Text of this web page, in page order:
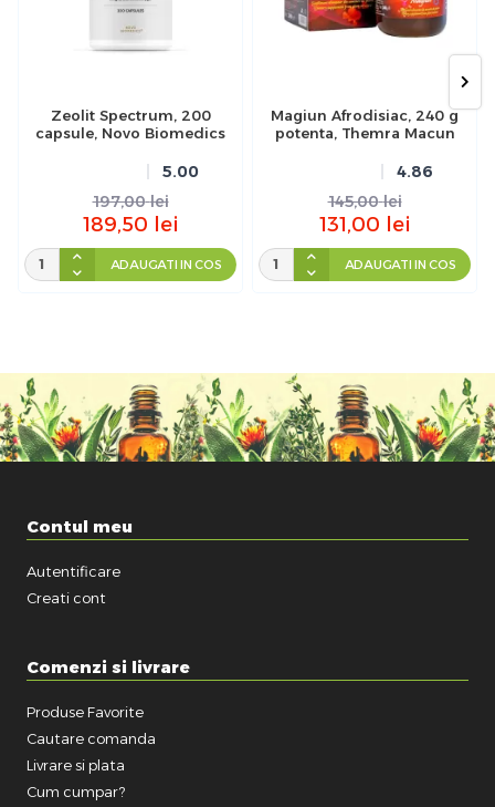
Zeolit Spectrum, 200
capsule, Novo Biomedics
5.00
197,00 lei
189,50 lei
ADAUGATI IN COS
Magiun Afrodisiac, 240 g
potenta, Themra Macun
4.86
145,00 lei
131,00 lei
ADAUGATI IN COS
Contul meu
Autentificare
Creati cont
Comenzi si livrare
Produse Favorite
Cautare comanda
Livrare si plata
Cum cumpar?